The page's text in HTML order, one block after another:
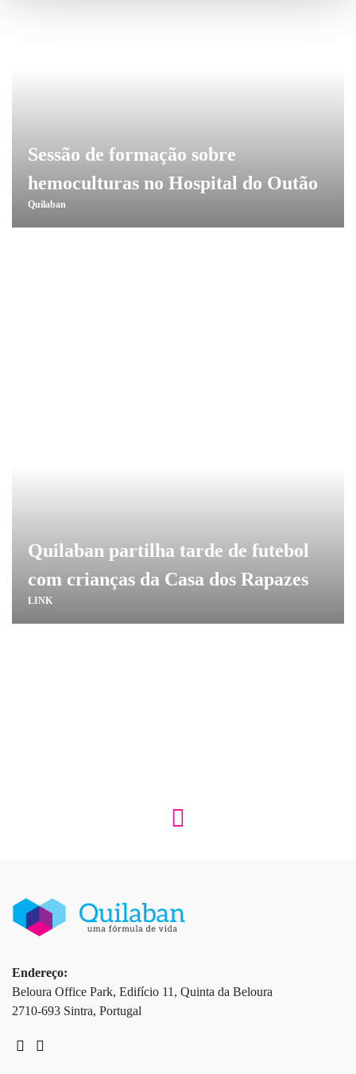
Sessão de formação sobre
hemoculturas no Hospital do Outão
Quilaban
Quilaban partilha tarde de futebol
com crianças da Casa dos Rapazes
LINK
Endereço:
Beloura Office Park, Edifício 11, Quinta da Beloura
2710-693 Sintra, Portugal